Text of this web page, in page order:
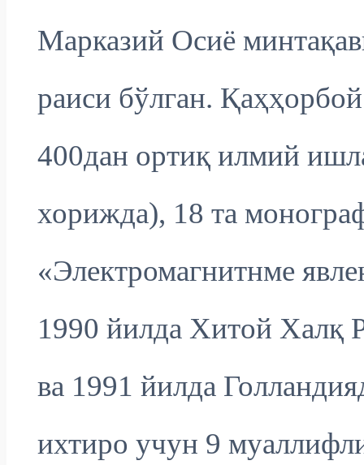
Марказий Осиё
раиси бўлган.
400дан ортиқ илмий
хорижда), 18 та
«Электромагнитнме
1990 йилда Хитой Халқ
ва 1991 йилда
ихтиро учун 9